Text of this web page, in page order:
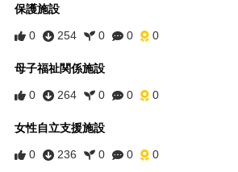
保護施設
0 254 0 0 0
母子福祉関係施設
0 264 0 0 0
女性自立支援施設
0 236 0 0 0